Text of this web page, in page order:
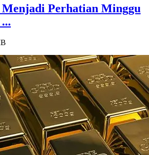
Menjadi Perhatian Minggu